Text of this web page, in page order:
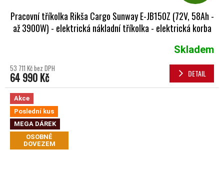
Pracovní tříkolka Rikša Cargo Sunway E-JB150Z (72V, 58Ah -
až 3900W) - elektrická nákladní tříkolka - elektrická korba
Skladem
53 711 Kč bez DPH
64 990 Kč DETAIL
Akce
Poslední kus
MEGA DÁREK
OSOBNĚ
DOVEZEM